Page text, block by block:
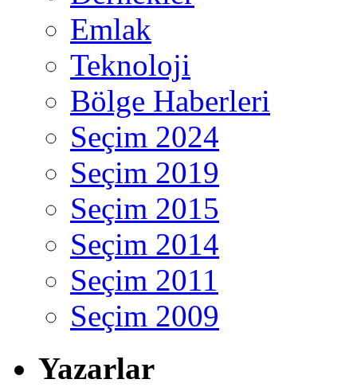
Emlak
Teknoloji
Bölge Haberleri
Seçim 2024
Seçim 2019
Seçim 2015
Seçim 2014
Seçim 2011
Seçim 2009
Yazarlar